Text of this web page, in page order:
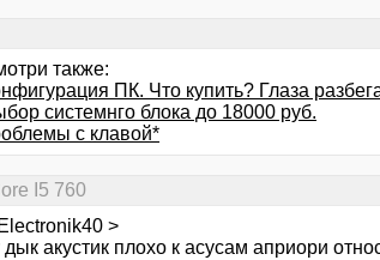
также:
ПК. Что купить? Глаза
системнго блока до 18000 руб.
с клавой*
I5 760
>
дык акустик плохо к асусам априори